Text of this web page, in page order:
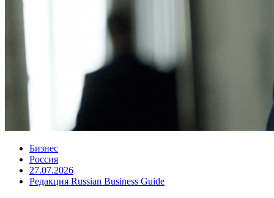
Бизнес
Россия
27.07.2026
Редакция Russian Business Guide